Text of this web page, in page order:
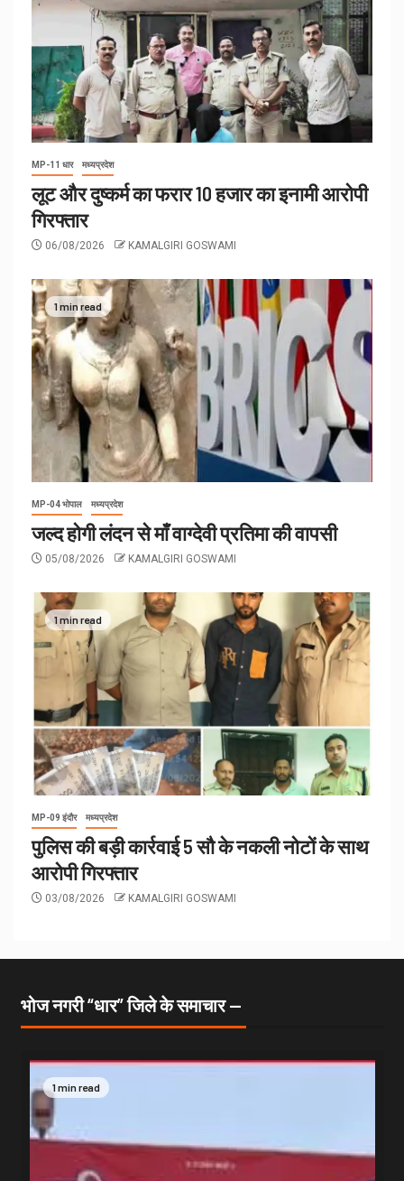
MP-11 धार मध्यप्रदेश
लूट और दुष्कर्म का फरार 10 हजार का इनामी आरोपी
गिरफ्तार
06/08/2026 KAMALGIRI GOSWAMI
1 min read
MP-04 भोपाल मध्यप्रदेश
जल्द होगी लंदन से माँ वाग्देवी प्रतिमा की वापसी
05/08/2026 KAMALGIRI GOSWAMI
1 min read
MP-09 इंदौर मध्यप्रदेश
पुलिस की बड़ी कार्रवाई 5 सौ के नकली नोटों के साथ
आरोपी गिरफ्तार
03/08/2026 KAMALGIRI GOSWAMI
भोज नगरी “धार” जिले के समाचार —
1 min read